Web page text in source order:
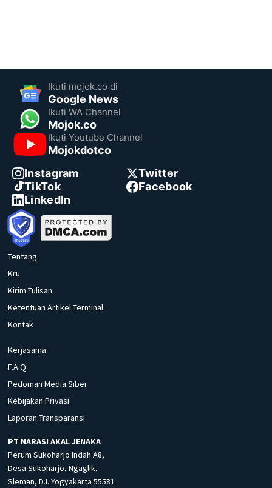
Ikuti mojok.co di
Google News
Ikuti WA Channel
Mojok.co
Ikuti Youtube Channel
Mojokdotco
Instagram
Twitter
TikTok
Facebook
LinkedIn
Tentang
Kru
Kirim Tulisan
Ketentuan Artikel Terminal
Kontak
Kerjasama
F.A.Q.
Pedoman Media Siber
Kebijakan Privasi
Laporan Transparansi
PT NARASI AKAL JENAKA
Perum Sukoharjo Indah A8,
Desa Sukoharjo, Ngaglik,
Sleman, D.I. Yogyakarta 55581